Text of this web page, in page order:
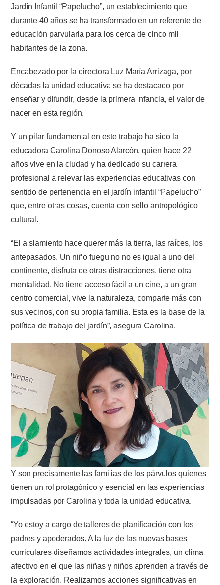
Jardín Infantil “Papelucho”, un establecimiento que
durante 40 años se ha transformado en un referente de
educación parvularia para los cerca de cinco mil
habitantes de la zona.
Encabezado por la directora Luz María Arrizaga, por
décadas la unidad educativa se ha destacado por
enseñar y difundir, desde la primera infancia, el valor de
nacer en esta región.
Y un pilar fundamental en este trabajo ha sido la
educadora Carolina Donoso Alarcón, quien hace 22
años vive en la ciudad y ha dedicado su carrera
profesional a relevar las experiencias educativas con
sentido de pertenencia en el jardín infantil “Papelucho”
que, entre otras cosas, cuenta con sello antropológico
cultural.
“El aislamiento hace querer más la tierra, las raíces, los
antepasados. Un niño fueguino no es igual a uno del
continente, disfruta de otras distracciones, tiene otra
mentalidad. No tiene acceso fácil a un cine, a un gran
centro comercial, vive la naturaleza, comparte más con
sus vecinos, con su propia familia. Esta es la base de la
política de trabajo del jardín”, asegura Carolina.
Y son precisamente las familias de los párvulos quienes
tienen un rol protagónico y esencial en las experiencias
impulsadas por Carolina y toda la unidad educativa.
“Yo estoy a cargo de talleres de planificación con los
padres y apoderados. A la luz de las nuevas bases
curriculares diseñamos actividades integrales, un clima
afectivo en el que las niñas y niños aprenden a través de
la exploración. Realizamos acciones significativas en